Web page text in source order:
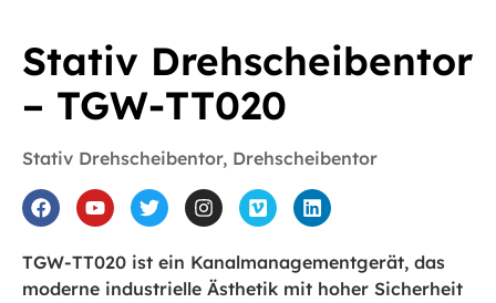
Stativ Drehscheibentor
– TGW-TT020
Stativ Drehscheibentor, Drehscheibentor
TGW-TT020 ist ein Kanalmanagementgerät, das
moderne industrielle Ästhetik mit hoher Sicherheit